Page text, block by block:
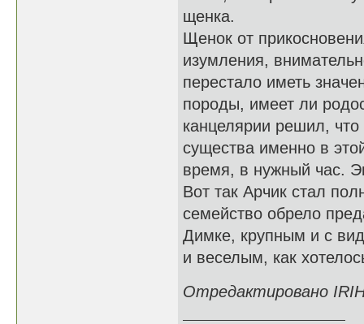
щенка.
Щенок от
изумления,
перестало иметь
породы, имеет ли
канцелярии решил, что
существа именно в
время, в нужный час.
Вот так Арчик стал
семейство обрело
Димке, крупным и с
и веселым, как
Отредактировано